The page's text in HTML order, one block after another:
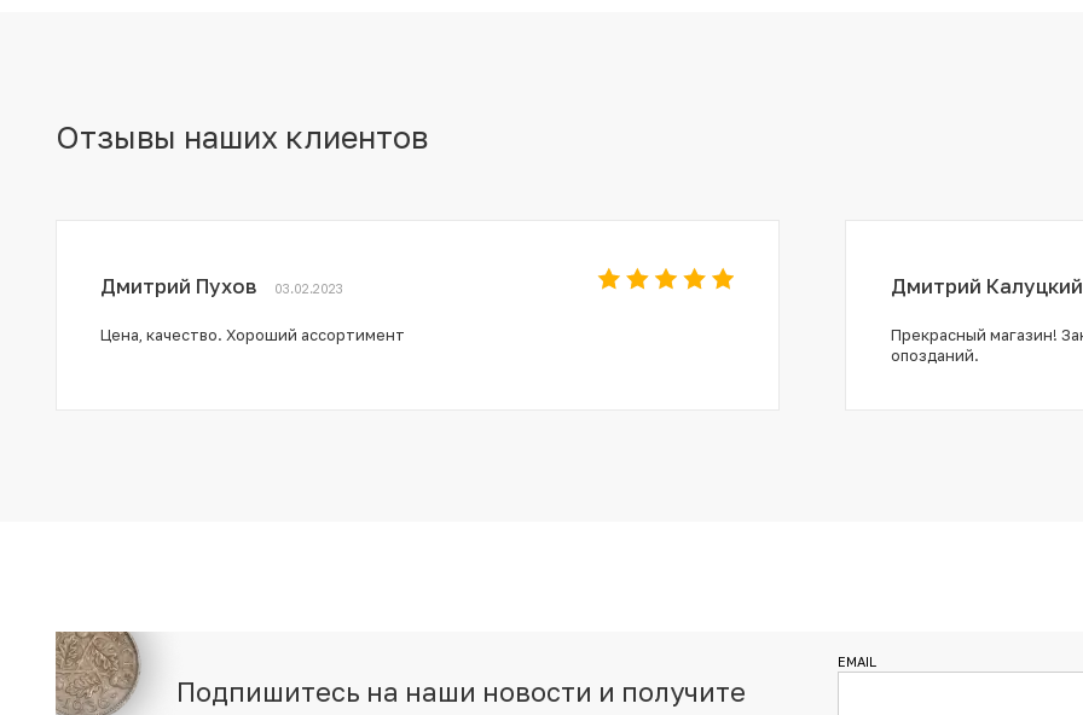
Отзывы наших клиентов
Дмитрий Пухов 03.02.2023
Цена, качество. Хороший ассортимент
Дмитрий Калуцкий
Прекрасный магазин!
опозданий.
Подпишитесь на наши новости и получите
EMAIL